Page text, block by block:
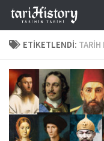
Skip to content
ETIKETLENDI: